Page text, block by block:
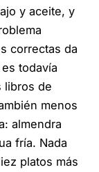
y aceite, y
correctas da
todavía
libros de
menos
almendra
fría. Nada
platos más